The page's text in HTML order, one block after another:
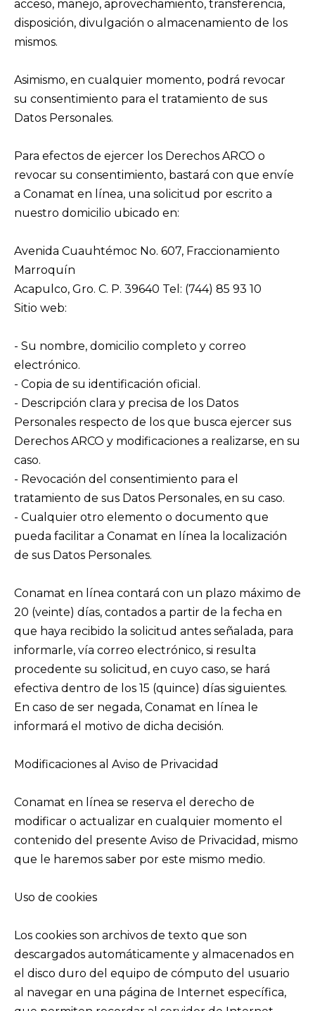
acceso, manejo, aprovechamiento, transferencia,
disposición, divulgación o almacenamiento de los
mismos.
Asimismo, en cualquier momento, podrá revocar
su consentimiento para el tratamiento de sus
Datos Personales.
Para efectos de ejercer los Derechos ARCO o
revocar su consentimiento, bastará con que envíe
a Conamat en línea, una solicitud por escrito a
nuestro domicilio ubicado en:
Avenida Cuauhtémoc No. 607, Fraccionamiento
Marroquín
Acapulco, Gro. C. P. 39640 Tel: (744) 85 93 10
Sitio web:
- Su nombre, domicilio completo y correo
electrónico.
- Copia de su identificación oficial.
- Descripción clara y precisa de los Datos
Personales respecto de los que busca ejercer sus
Derechos ARCO y modificaciones a realizarse, en su
caso.
- Revocación del consentimiento para el
tratamiento de sus Datos Personales, en su caso.
- Cualquier otro elemento o documento que
pueda facilitar a Conamat en línea la localización
de sus Datos Personales.
Conamat en línea contará con un plazo máximo de
20 (veinte) días, contados a partir de la fecha en
que haya recibido la solicitud antes señalada, para
informarle, vía correo electrónico, si resulta
procedente su solicitud, en cuyo caso, se hará
efectiva dentro de los 15 (quince) días siguientes.
En caso de ser negada, Conamat en línea le
informará el motivo de dicha decisión.
Modificaciones al Aviso de Privacidad
Conamat en línea se reserva el derecho de
modificar o actualizar en cualquier momento el
contenido del presente Aviso de Privacidad, mismo
que le haremos saber por este mismo medio.
Uso de cookies
Los cookies son archivos de texto que son
descargados automáticamente y almacenados en
el disco duro del equipo de cómputo del usuario
al navegar en una página de Internet específica,